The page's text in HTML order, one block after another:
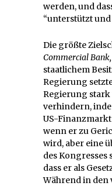
werden, und
“unterstützt
Die größte
Commercial Bank,
staatlichem
Regierung
Regierung stark
verhindern,
US-
wenn er zu
wird, aber eine
des
dass er als
Während in den